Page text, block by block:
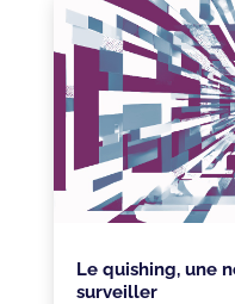
Le quishing, une
surveiller